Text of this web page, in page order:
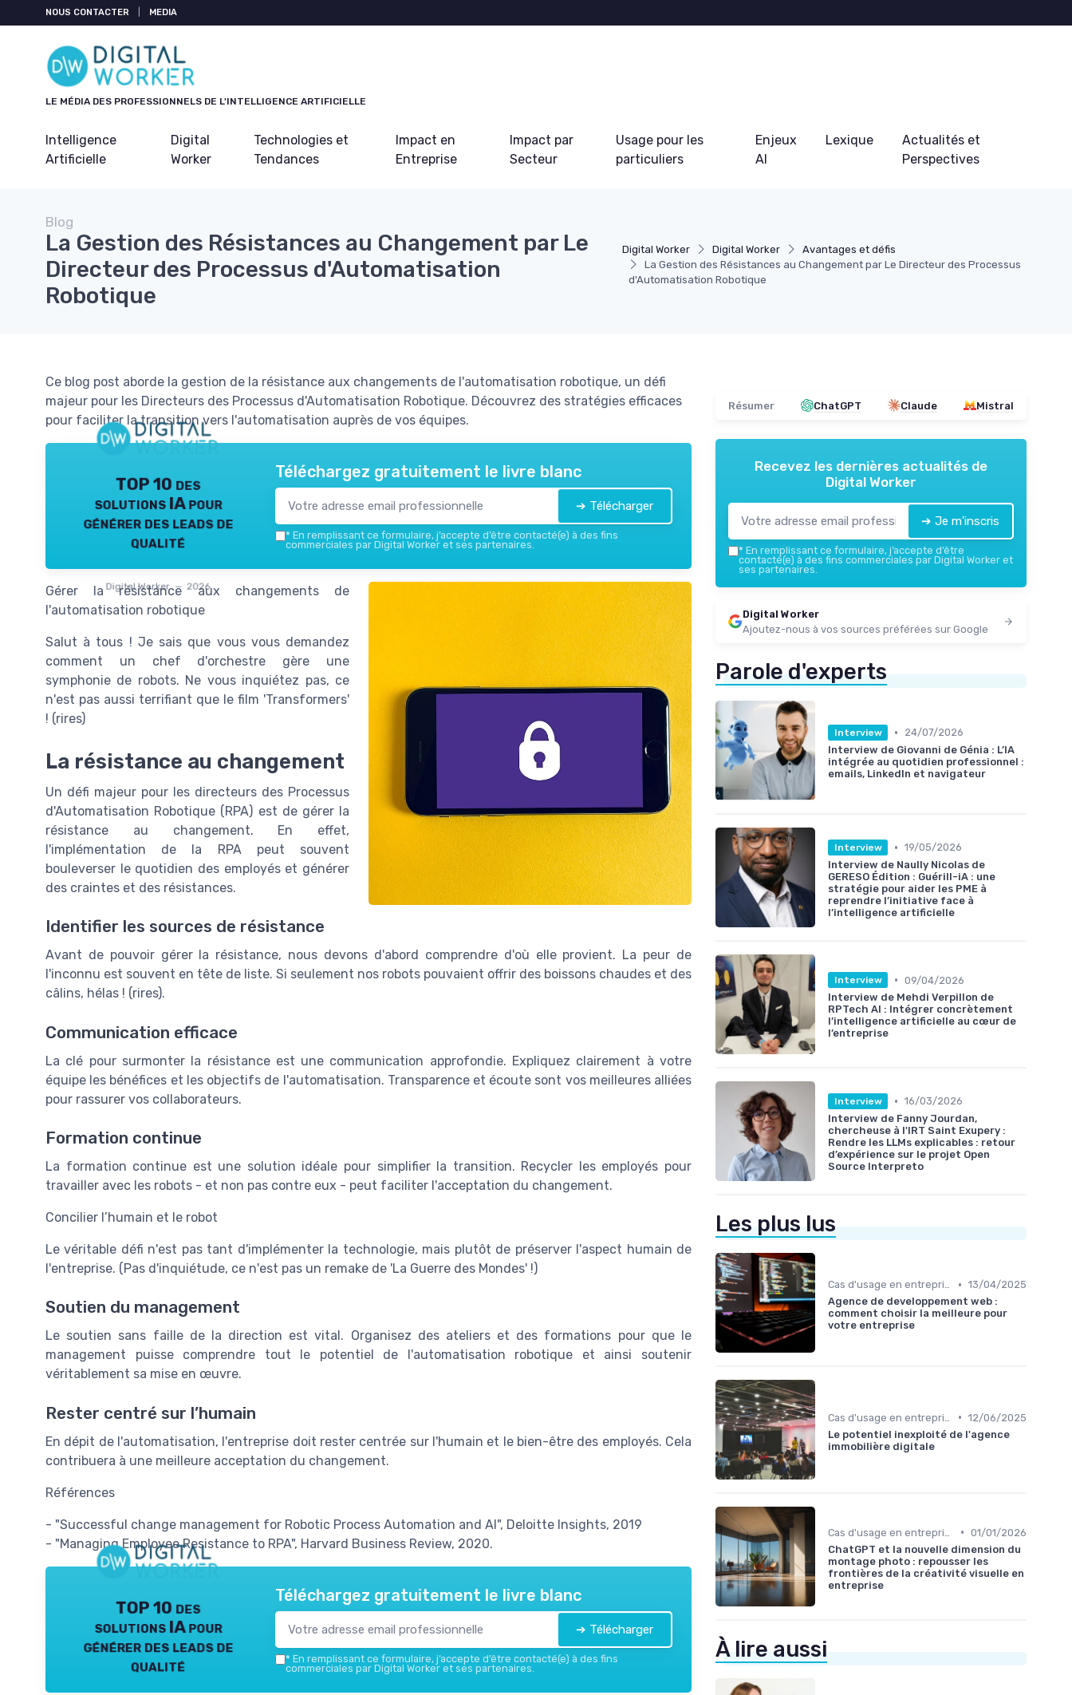
NOUS CONTACTER MEDIA
LE MÉDIA DES PROFESSIONNELS DE L'INTELLIGENCE ARTIFICIELLE
Intelligence
Artificielle
Digital
Worker
Technologies et
Tendances
Impact en
Entreprise
Impact par
Secteur
Usage pour les
particuliers
Enjeux
AI
Lexique
Actualités et
Perspectives
Digital Worker Digital Worker
Avantages et défis
La Gestion des Résistances au Changement par Le Directeur des Processus
d'Automatisation Robotique
Blog
La Gestion des Résistances au Changement par Le
Directeur des Processus d'Automatisation
Robotique
Ce blog post aborde la gestion de la résistance aux changements de l'automatisation robotique, un défi
majeur pour les Directeurs des Processus d'Automatisation Robotique. Découvrez des stratégies efficaces
pour faciliter la transition vers l'automatisation auprès de vos équipes.
TOP 10 des
solutions IA pour
générer des leads de
qualité
Digital Worker — 2026
Téléchargez gratuitement le livre blanc
➔ Télécharger
* En remplissant ce formulaire, j’accepte d’être contacté(e) à des fins
commerciales par Digital Worker et ses partenaires.
Gérer la résistance aux changements de
l'automatisation robotique
Salut à tous ! Je sais que vous vous demandez
comment un chef d'orchestre gère une
symphonie de robots. Ne vous inquiétez pas, ce
n'est pas aussi terrifiant que le film 'Transformers'
! (rires)
La résistance au changement
Un défi majeur pour les directeurs des Processus
d'Automatisation Robotique (RPA) est de gérer la
résistance au changement. En effet,
l'implémentation de la RPA peut souvent
bouleverser le quotidien des employés et générer
des craintes et des résistances.
Identifier les sources de résistance
Avant de pouvoir gérer la résistance, nous devons d'abord comprendre d'où elle provient. La peur de
l'inconnu est souvent en tête de liste. Si seulement nos robots pouvaient offrir des boissons chaudes et des
câlins, hélas ! (rires).
Communication efficace
La clé pour surmonter la résistance est une communication approfondie. Expliquez clairement à votre
équipe les bénéfices et les objectifs de l'automatisation. Transparence et écoute sont vos meilleures alliées
pour rassurer vos collaborateurs.
Formation continue
La formation continue est une solution idéale pour simplifier la transition. Recycler les employés pour
travailler avec les robots - et non pas contre eux - peut faciliter l'acceptation du changement.
Concilier l’humain et le robot
Le véritable défi n'est pas tant d'implémenter la technologie, mais plutôt de préserver l'aspect humain de
l'entreprise. (Pas d'inquiétude, ce n'est pas un remake de 'La Guerre des Mondes' !)
Soutien du management
Le soutien sans faille de la direction est vital. Organisez des ateliers et des formations pour que le
management puisse comprendre tout le potentiel de l'automatisation robotique et ainsi soutenir
véritablement sa mise en œuvre.
Rester centré sur l’humain
En dépit de l'automatisation, l'entreprise doit rester centrée sur l'humain et le bien-être des employés. Cela
contribuera à une meilleure acceptation du changement.
Références
- "Successful change management for Robotic Process Automation and AI", Deloitte Insights, 2019
- "Managing Employee Resistance to RPA", Harvard Business Review, 2020.
TOP 10 des
solutions IA pour
générer des leads de
qualité
Téléchargez gratuitement le livre blanc
➔ Télécharger
* En remplissant ce formulaire, j’accepte d’être contacté(e) à des fins
commerciales par Digital Worker et ses partenaires.
Résumer ChatGPT Claude Mistral
Recevez les dernières actualités de
Digital Worker
➔ Je m'inscris
* En remplissant ce formulaire, j’accepte d’être
contacté(e) à des fins commerciales par Digital Worker et
ses partenaires.
Digital Worker
Ajoutez-nous à vos sources préférées sur Google
Parole d'experts
Interview •
24/07/2026
Interview de Giovanni de Génia : L’IA
intégrée au quotidien professionnel :
emails, LinkedIn et navigateur
Interview • 19/05/2026
Interview de Naully Nicolas de
GERESO Édition : Guérill-iA : une
stratégie pour aider les PME à
reprendre l’initiative face à
l’intelligence artificielle
Interview • 09/04/2026
Interview de Mehdi Verpillon de
RPTech AI : Intégrer concrètement
l’intelligence artificielle au cœur de
l’entreprise
Interview • 16/03/2026
Interview de Fanny Jourdan,
chercheuse à l'IRT Saint Exupery :
Rendre les LLMs explicables : retour
d’expérience sur le projet Open
Source Interpreto
Les plus lus
Cas d'usage en entreprise • 13/04/2025
Agence de developpement web :
comment choisir la meilleure pour
votre entreprise
• 12/06/2025
Le potentiel inexploité de l'agence
immobilière digitale
• 01/01/2026
ChatGPT et la nouvelle dimension du
montage photo : repousser les
frontières de la créativité visuelle en
entreprise
À lire aussi
Panneau de gestion des cookies